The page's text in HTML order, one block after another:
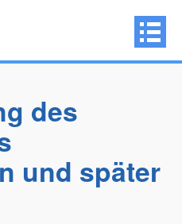
des
und später